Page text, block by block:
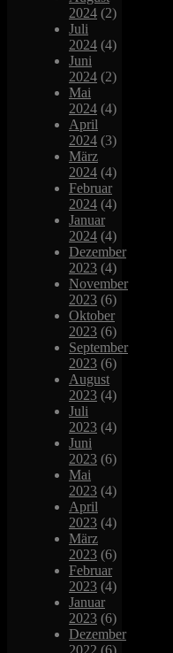
2024 (2)
Juli
2024 (4)
Juni
2024 (2)
Mai
2024 (4)
April
2024 (3)
März
2024 (4)
Februar
2024 (4)
Januar
2024 (4)
Dezember
2023 (4)
November
2023 (6)
Oktober
2023 (6)
September
2023 (6)
August
2023 (4)
Juli
2023 (4)
Juni
2023 (6)
Mai
2023 (4)
April
2023 (4)
März
2023 (6)
Februar
2023 (4)
Januar
2023 (6)
Dezember
2022 (6)